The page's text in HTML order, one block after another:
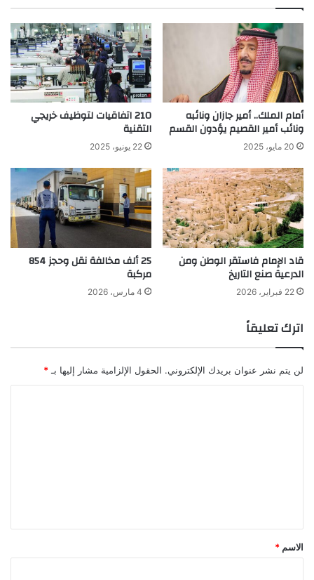
أمام الملك.. أمير جازان ونائبه
ونائب أمير القصيم يؤدون القسم
20 مايو، 2025
210 اتفاقيات لتوظيف خريجي
التقنية
22 يونيو، 2025
قاد الإمام فاستقر الوطن ومن
الدرعية صنع التاريخ
22 فبراير، 2026
25 ألف مخالفة نقل وحجز 854
مركبة
4 مارس، 2026
اترك تعليقاً
لن يتم نشر عنوان بريدك الإلكتروني. الحقول الإلزامية مشار إليها بـ *
*
الاسم *